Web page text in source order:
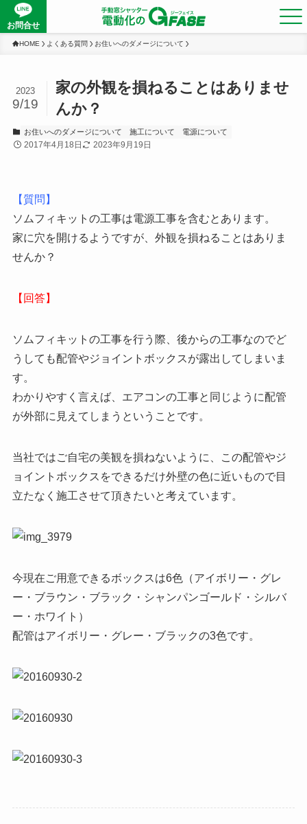
HOME よくある質問 お住いへのダメージについて
家の外観を損ねることはありませ
んか？
2023
9/19
お住いへのダメージについて 施工について 電源について
2017年4月18日 2023年9月19日
【質問】
ソムフィキットの工事は電源工事を含むとあります。
家に穴を開けるようですが、外観を損ねることはありま
せんか？
【回答】
ソムフィキットの工事を行う際、後からの工事なのでど
うしても配管やジョイントボックスが露出してしまいま
す。
わかりやすく言えば、エアコンの工事と同じように配管
が外部に見えてしまうということです。
当社ではご自宅の美観を損ねないように、この配管やジ
ョイントボックスをできるだけ外壁の色に近いもので目
立たなく施工させて頂きたいと考えています。
今現在ご用意できるボックスは6色（アイボリー・グレ
ー・ブラウン・ブラック・シャンパンゴールド・シルバ
ー・ホワイト）
配管はアイボリー・グレー・ブラックの3色です。
お問合せ